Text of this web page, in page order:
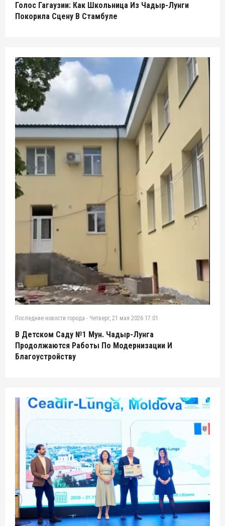
Голос Гагаузии: Как Школьница Из Чадыр-Лунги
Покорила Сцену В Стамбуле
Последние новости города - Четверг, 21 мая 2026 17:01
В Детском Саду №1 Мун. Чадыр-Лунга
Продолжаются Работы По Модернизации И
Благоустройству